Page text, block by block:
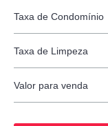
Taxa de Condomínio
Taxa de Limpeza
Valor para venda